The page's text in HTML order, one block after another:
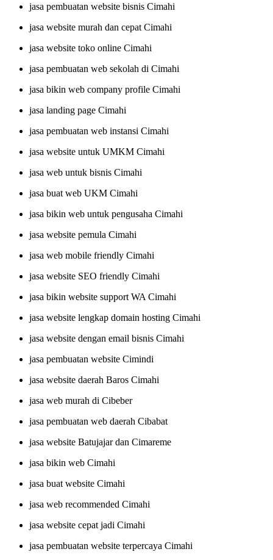
jasa pembuatan website bisnis Cimahi
jasa website murah dan cepat Cimahi
jasa website toko online Cimahi
jasa pembuatan web sekolah di Cimahi
jasa bikin web company profile Cimahi
jasa landing page Cimahi
jasa pembuatan web instansi Cimahi
jasa website untuk UMKM Cimahi
jasa web untuk bisnis Cimahi
jasa buat web UKM Cimahi
jasa bikin web untuk pengusaha Cimahi
jasa website pemula Cimahi
jasa web mobile friendly Cimahi
jasa website SEO friendly Cimahi
jasa bikin website support WA Cimahi
jasa website lengkap domain hosting Cimahi
jasa website dengan email bisnis Cimahi
jasa pembuatan website Cimindi
jasa website daerah Baros Cimahi
jasa web murah di Cibeber
jasa pembuatan web daerah Cibabat
jasa website Batujajar dan Cimareme
jasa bikin web Cimahi
jasa buat website Cimahi
jasa web recommended Cimahi
jasa website cepat jadi Cimahi
jasa pembuatan website terpercaya Cimahi